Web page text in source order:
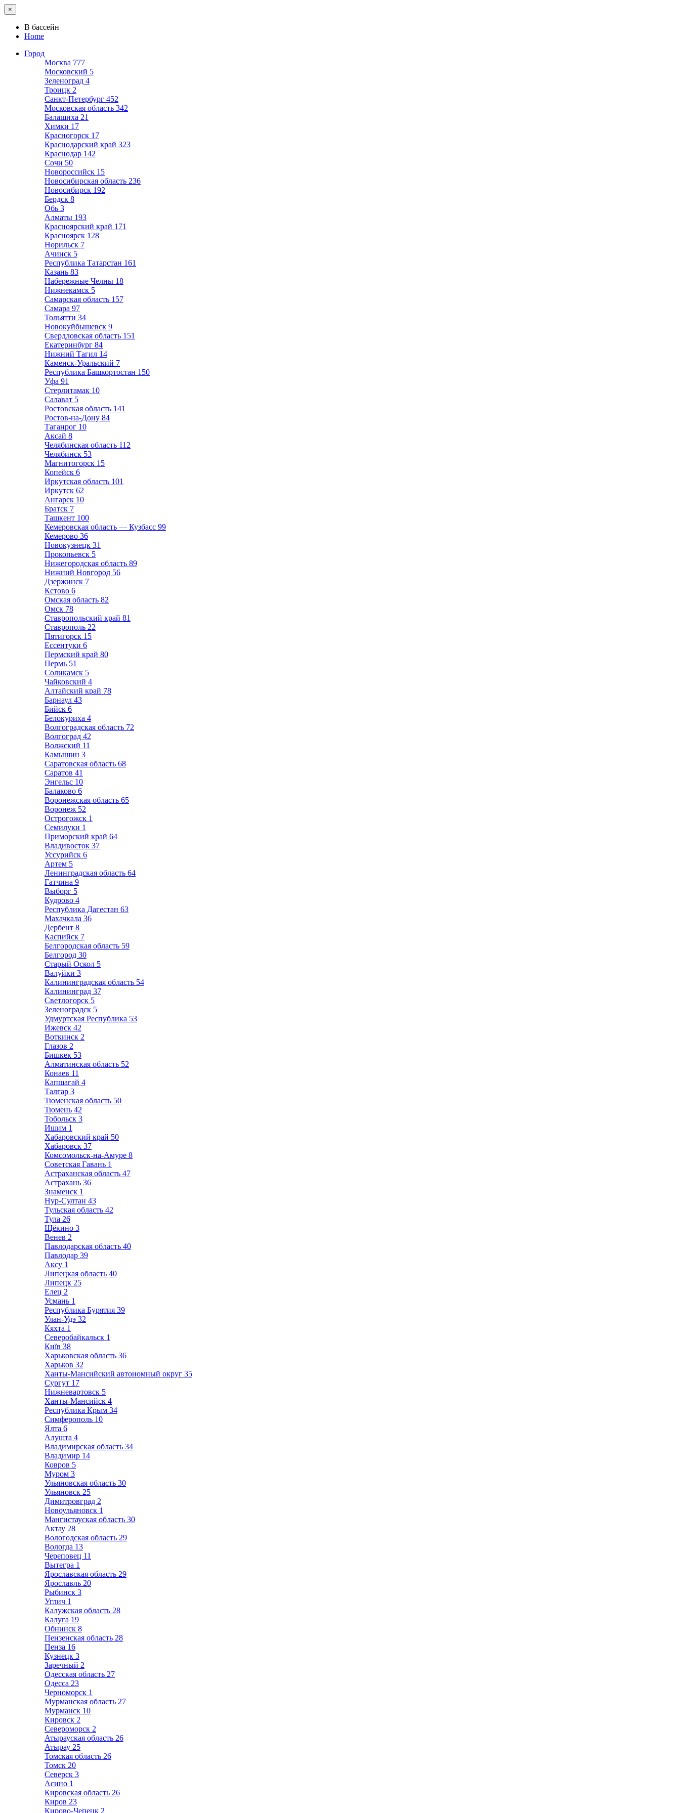
×
В бассейн
Home
Город
Москва 777
Московский 5
Зеленоград 4
Троицк 2
Санкт-Петербург 452
Московская область 342
Балашиха 21
Химки 17
Красногорск 17
Краснодарский край 323
Краснодар 142
Сочи 50
Новороссийск 15
Новосибирская область 236
Новосибирск 192
Бердск 8
Обь 3
Алматы 193
Красноярский край 171
Красноярск 128
Норильск 7
Ачинск 5
Республика Татарстан 161
Казань 83
Набережные Челны 18
Нижнекамск 5
Самарская область 157
Самара 97
Тольятти 34
Новокуйбышевск 9
Свердловская область 151
Екатеринбург 84
Нижний Тагил 14
Каменск-Уральский 7
Республика Башкортостан 150
Уфа 91
Стерлитамак 10
Салават 5
Ростовская область 141
Ростов-на-Дону 84
Таганрог 10
Аксай 8
Челябинская область 112
Челябинск 53
Магнитогорск 15
Копейск 6
Иркутская область 101
Иркутск 62
Ангарск 10
Братск 7
Ташкент 100
Кемеровская область — Кузбасс 99
Кемерово 36
Новокузнецк 31
Прокопьевск 5
Нижегородская область 89
Нижний Новгород 56
Дзержинск 7
Кстово 6
Омская область 82
Омск 78
Ставропольский край 81
Ставрополь 22
Пятигорск 15
Ессентуки 6
Пермский край 80
Пермь 51
Соликамск 5
Чайковский 4
Алтайский край 78
Барнаул 43
Бийск 6
Белокуриха 4
Волгоградская область 72
Волгоград 42
Волжский 11
Камышин 3
Саратовская область 68
Саратов 41
Энгельс 10
Балаково 6
Воронежская область 65
Воронеж 52
Острогожск 1
Семилуки 1
Приморский край 64
Владивосток 37
Уссурийск 6
Артем 5
Ленинградская область 64
Гатчина 9
Выборг 5
Кудрово 4
Республика Дагестан 63
Махачкала 36
Дербент 8
Каспийск 7
Белгородская область 59
Белгород 30
Старый Оскол 5
Валуйки 3
Калининградская область 54
Калининград 37
Светлогорск 5
Зеленоградск 5
Удмуртская Республика 53
Ижевск 42
Воткинск 2
Глазов 2
Бишкек 53
Алматинская область 52
Конаев 11
Капшагай 4
Талгар 3
Тюменская область 50
Тюмень 42
Тобольск 3
Ишим 1
Хабаровский край 50
Хабаровск 37
Комсомольск-на-Амуре 8
Советская Гавань 1
Астраханская область 47
Астрахань 36
Знаменск 1
Нур-Султан 43
Тульская область 42
Тула 26
Щёкино 3
Венев 2
Павлодарская область 40
Павлодар 39
Аксу 1
Липецкая область 40
Липецк 25
Елец 2
Усмань 1
Республика Бурятия 39
Улан-Удэ 32
Кяхта 1
Северобайкальск 1
Київ 38
Харьковская область 36
Харьков 32
Ханты-Мансийский автономный округ 35
Сургут 17
Нижневартовск 5
Ханты-Мансийск 4
Республика Крым 34
Симферополь 10
Ялта 6
Алушта 4
Владимирская область 34
Владимир 14
Ковров 5
Муром 3
Ульяновская область 30
Ульяновск 25
Димитровград 2
Новоульяновск 1
Мангистауская область 30
Актау 28
Вологодская область 29
Вологда 13
Череповец 11
Вытегра 1
Ярославская область 29
Ярославль 20
Рыбинск 3
Углич 1
Калужская область 28
Калуга 19
Обнинск 8
Пензенская область 28
Пенза 16
Кузнецк 3
Заречный 2
Одесская область 27
Одесса 23
Черноморск 1
Мурманская область 27
Мурманск 10
Кировск 2
Североморск 2
Атырауская область 26
Атырау 25
Томская область 26
Томск 20
Северск 3
Асино 1
Кировская область 26
Киров 23
Кирово-Чепецк 2